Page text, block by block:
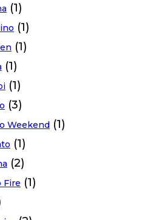
(1)
(1)
(1)
(1)
(1)
(3)
Weekend (1)
(1)
(2)
Fire (1)